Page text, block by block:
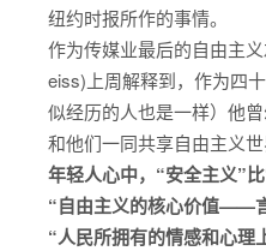
纽约时报所作的事情。
作为传媒业最后的自由主
eiss)上周解释到，作为四
似经历的人也是一样）他
和他们一同共享自由主义世
年轻人心中，“安全主义”
“自由主义的核心价值——
“人民所拥有的情感和心理